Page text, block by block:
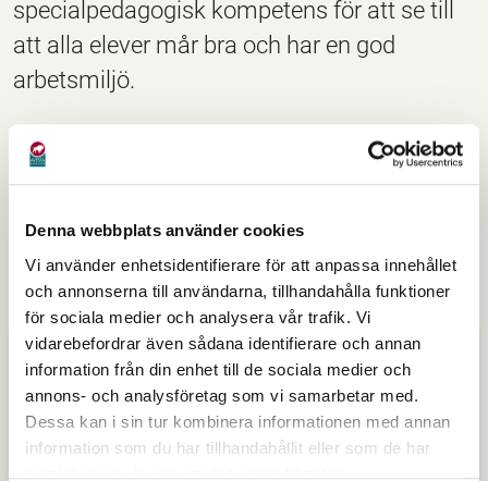
Denna webbplats använder cookies
Vi använder enhetsidentifierare för att anpassa innehållet
och annonserna till användarna, tillhandahålla funktioner
för sociala medier och analysera vår trafik. Vi
vidarebefordrar även sådana identifierare och annan
information från din enhet till de sociala medier och
annons- och analysföretag som vi samarbetar med.
Dessa kan i sin tur kombinera informationen med annan
information som du har tillhandahållit eller som de har
specialpedagogisk kompetens för att se till
att alla elever mår bra och har en god
arbetsmiljö.
Kontakt:
Du hittar kontaktuppgifter i kontakfliken högst upp i
Servicecenter som hjälper dig att komma i kontakt
med rätt tjänsteperson eller avdelning. Använd gärna
kontaktformuläret.
Stöd i förskola och skola
Avesta resurs